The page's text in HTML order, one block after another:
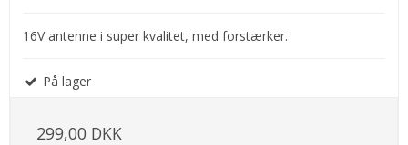
16V antenne i super kvalitet, med forstærker.
På lager
299,00 DKK